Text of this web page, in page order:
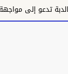
إلى مواجهة خطاب